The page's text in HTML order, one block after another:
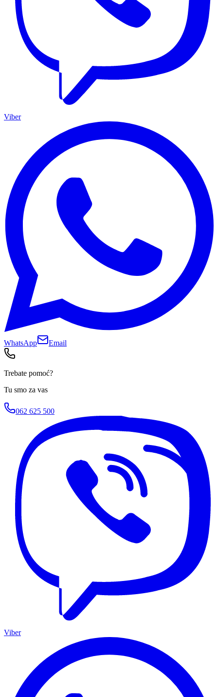
Viber
WhatsApp Email
Trebate pomoć?
Tu smo za vas
062 625 500
Viber